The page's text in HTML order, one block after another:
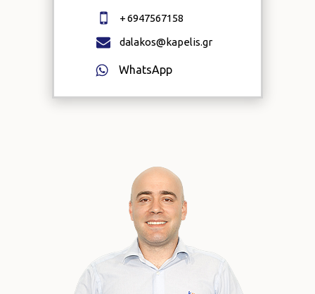
+6947567158
dalakos@kapelis.gr
WhatsApp